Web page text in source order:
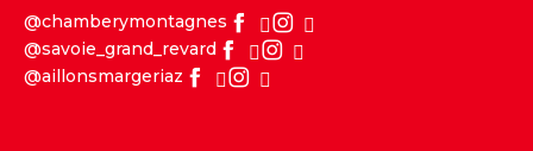
@chamberymontagnes
@savoie_grand_revard
@aillonsmargeriaz